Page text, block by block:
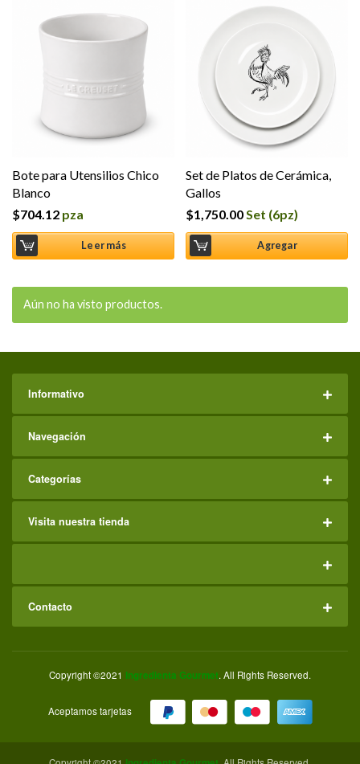
Bote para Utensilios Chico
Blanco
$704.12 pza
Leer más
Set de Platos de Cerámica,
Gallos
$1,750.00 Set (6pz)
Agregar
Aún no ha visto productos.
Informativo
Navegación
Categorías
Visita nuestra tienda
Contacto
Copyright ©2021 Ingredienta Gourmet. All Rights Reserved.
Aceptamos tarjetas